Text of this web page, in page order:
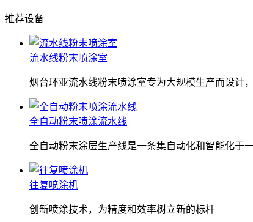
推荐设备
流水线粉末喷涂室
烟台环亚流水线粉末喷涂室专为大规模生产而设计
全自动粉末喷涂流水线
全自动粉末涂层生产线是一条集自动化和智能化于
往复喷涂机
创新喷涂技术，为精度和效率树立新的标杆